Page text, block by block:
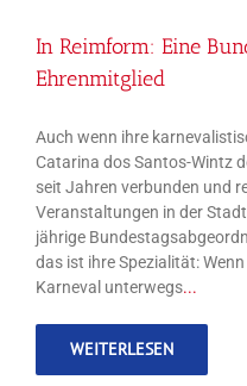
In Reimform: Eine
Ehrenmitglied
Auch wenn ihre
Catarina dos Santos-Wintz
seit Jahren verbunden und
Veranstaltungen in der
jährige
das ist ihre Spezialität:
Karneval unterwegs...
WEITERLESEN